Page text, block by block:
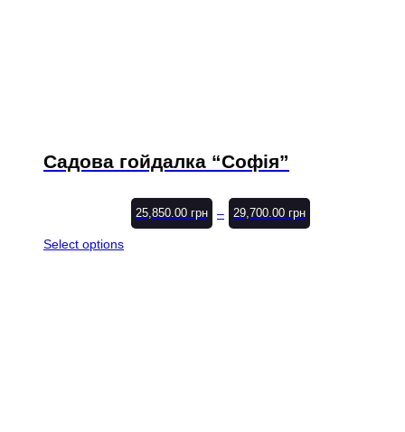
Садова гойдалка “Софія”
25,850.00 грн – 29,700.00 грн
Select options